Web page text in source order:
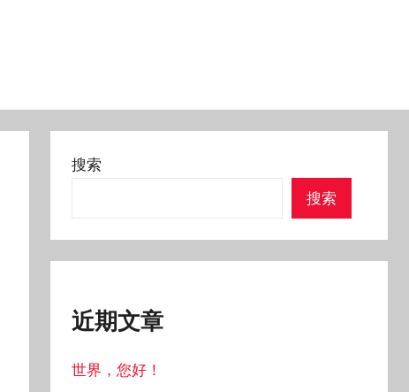
搜索
搜索
近期文章
世界，您好！